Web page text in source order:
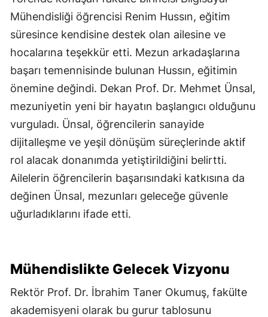
Mühendisliği öğrencisi Renim Hussın, eğitim
süresince kendisine destek olan ailesine ve
hocalarına teşekkür etti. Mezun arkadaşlarına
başarı temennisinde bulunan Hussın, eğitimin
önemine değindi. Dekan Prof. Dr. Mehmet Ünsal,
mezuniyetin yeni bir hayatın başlangıcı olduğunu
vurguladı. Ünsal, öğrencilerin sanayide
dijitalleşme ve yeşil dönüşüm süreçlerinde aktif
rol alacak donanımda yetiştirildiğini belirtti.
Ailelerin öğrencilerin başarısındaki katkısına da
değinen Ünsal, mezunları geleceğe güvenle
uğurladıklarını ifade etti.
Mühendislikte Gelecek Vizyonu
Rektör Prof. Dr. İbrahim Taner Okumuş, fakülte
akademisyeni olarak bu gurur tablosunu